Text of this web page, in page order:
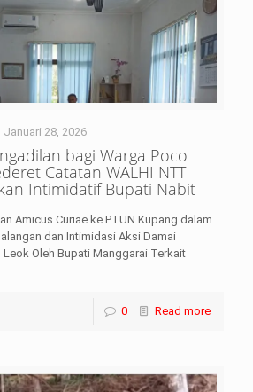
Januari 28, 2026
bagi Warga Poco
Catatan WALHI NTT
Intimidatif Bupati Nabit
Amicus Curiae ke PTUN Kupang dalam
dan Intimidasi Aksi Damai
Oleh Bupati Manggarai Terkait
0 Read more